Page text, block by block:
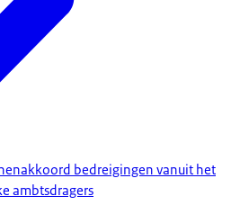
bedreigingen vanuit het
ambtsdragers